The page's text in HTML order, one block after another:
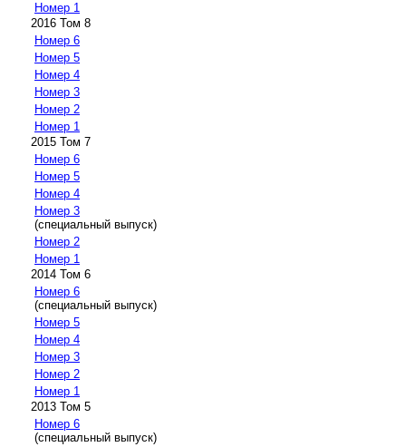
Номер 1
2016 Том 8
Номер 6
Номер 5
Номер 4
Номер 3
Номер 2
Номер 1
2015 Том 7
Номер 6
Номер 5
Номер 4
Номер 3
(специальный выпуск)
Номер 2
Номер 1
2014 Том 6
Номер 6
(специальный выпуск)
Номер 5
Номер 4
Номер 3
Номер 2
Номер 1
2013 Том 5
Номер 6
(специальный выпуск)